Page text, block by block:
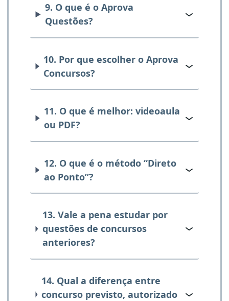
9. O que é o Aprova
Questões?
10. Por que escolher o Aprova
Concursos?
11. O que é melhor: videoaula
ou PDF?
12. O que é o método “Direto
ao Ponto”?
13. Vale a pena estudar por
questões de concursos
anteriores?
14. Qual a diferença entre
concurso previsto, autorizado